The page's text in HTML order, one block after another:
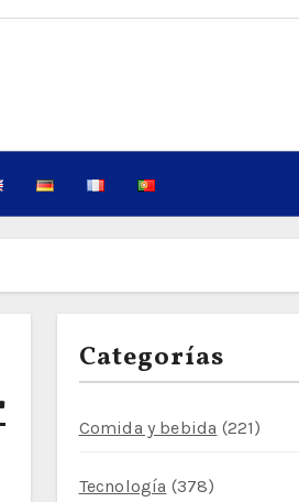
Categorías
Comida y bebida (221)
Tecnología (378)